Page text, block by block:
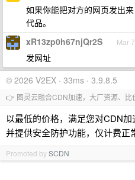
如果你能把对方的网页发出
代品。
xR13zp0h67njQr2S Mar
发网址
© 2026 V2EX · 33ms · 3.9.8.5
👉 图灵云融合CDN加速，大厂资源、比
以最低的价格，满足您对CDN加
并提供安全防护功能，仅计费正
Promoted bySCDN